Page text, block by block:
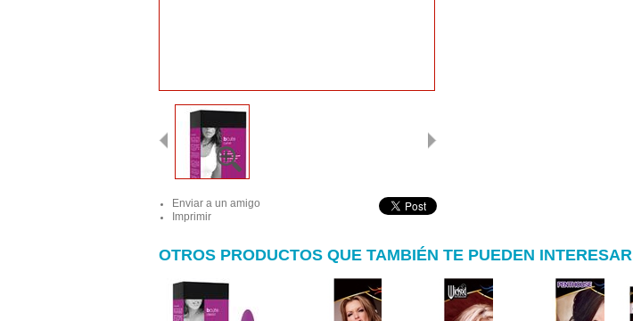
Enviar a un amigo
Imprimir
OTROS PRODUCTOS QUE TAMBIÉN TE PUEDEN INTERESAR